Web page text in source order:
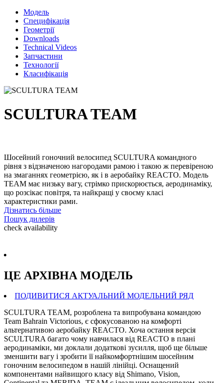
Модель
Специфікація
Геометрії
Downloads
Technical Videos
Запчастини
Технології
Класифікація
SCULTURA TEAM
Шосейний гоночний велосипед SCULTURA командного
рівня з відзначеною нагородами рамою і такою ж перевіреною
на змаганнях геометрією, як і в аеробайку REACTO. Модель
TEAM має низьку вагу, стрімко прискорюється, аеродинаміку,
що розсікає повітря, та найкращі у своєму класі
характеристики рами.
Дізнатись більше
Пошук дилерів
check availability
ЦЕ АРХIВНА МОДЕЛЬ
ПОДИВИТИСЯ АКТУАЛЬНИЙ МОДЕЛЬНИЙ РЯД
SCULTURA TEAM, розроблена та випробувана командою
Team Bahrain Victorious, є сфокусованою на комфорті
альтернативою аеробайку REACTO. Хоча остання версія
SCULTURA багато чому навчилася від REACTO в плані
аеродинаміки, ми доклали додаткові зусилля, щоб ще більше
зменшити вагу і зробити її найкомфортнішим шосейним
гоночним велосипедом в нашій лінійці. Оснащений
компонентами найвищого класу від Shimano, Vision,